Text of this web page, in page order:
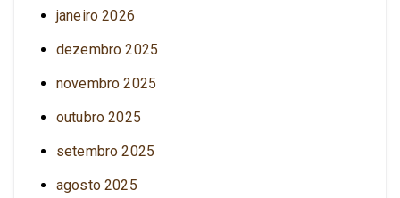
janeiro 2026
dezembro 2025
novembro 2025
outubro 2025
setembro 2025
agosto 2025